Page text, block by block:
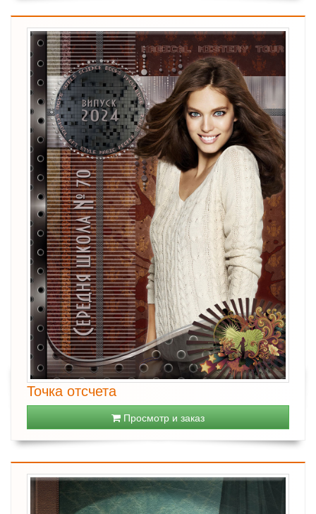
Точка отсчета
Просмотр и заказ